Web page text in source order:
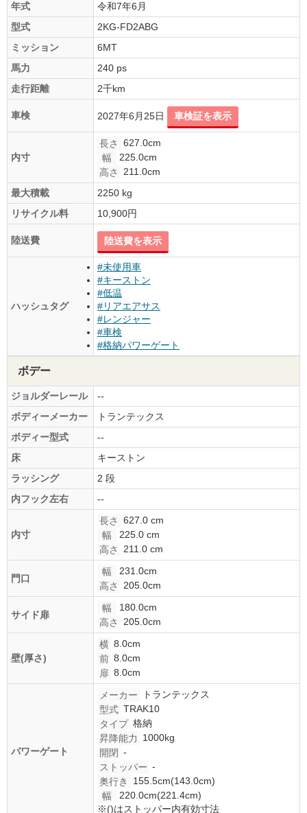
年式
令和7年6月
型式
2KG-FD2ABG
ミッション
6MT
馬力
240 ps
走行距離
2千km
車検 2027年6月25日 車検証を表示
内寸
長さ
627.0cm
幅
225.0cm
高さ
211.0cm
最大積載
2250 kg
リサイクル料
10,900円
陸送費 陸送費を表示
ハッシュタグ
#未使用車
#キーストン
#低温
#リアエアサス
#レンジャー
#車検
#格納パワーゲート
ボデー
ジョルダーレール
--
ボディーメーカー
トランテックス
ボディー型式
--
床
キーストン
ラッシング
2 段
内フック左右
--
内寸
長さ
627.0 cm
幅
225.0 cm
高さ
211.0 cm
門口
幅
231.0cm
高さ
205.0cm
サイド扉
幅
180.0cm
高さ
205.0cm
壁(厚さ)
横 8.0cm
前 8.0cm
扉 8.0cm
パワーゲート
メーカー
トランテックス
型式 TRAK10
タイプ 格納
昇降能力
1000kg
開閉 -
ストッパー -
奥行き
155.5cm(143.0cm)
幅
220.0cm(221.4cm)
※()はストッパー内有効寸法